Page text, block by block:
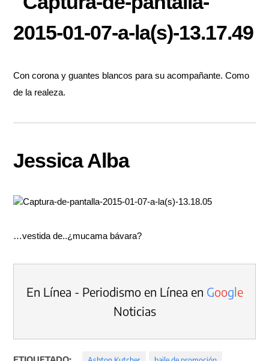
Con corona y guantes blancos para su acompañante. Como
de la realeza.
Jessica Alba
…vestida de..¿mucama bávara?
En Línea - Periodismo en Línea en Google
Noticias